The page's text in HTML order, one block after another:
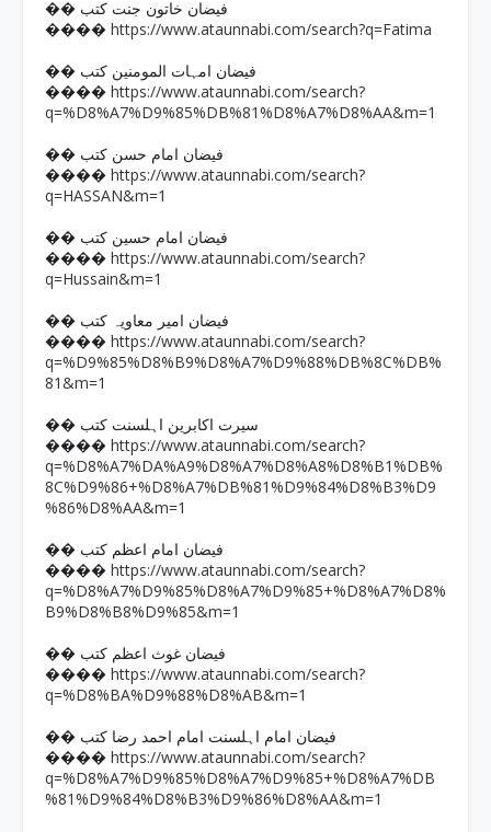
�� فیضان خاتون جنت کتب
���� https://www.ataunnabi.com/search?q=Fatima
�� فیضان امہات المومنین کتب
���� https://www.ataunnabi.com/search?
q=%D8%A7%D9%85%DB%81%D8%A7%D8%AA&m=1
�� فیضان امام حسن کتب
���� https://www.ataunnabi.com/search?
q=HASSAN&m=1
�� فیضان امام حسین کتب
���� https://www.ataunnabi.com/search?
q=Hussain&m=1
�� فیضان امیر معاویہ کتب
���� https://www.ataunnabi.com/search?
q=%D9%85%D8%B9%D8%A7%D9%88%DB%8C%DB%
81&m=1
�� سیرت اکابرین اہلسنت کتب
���� https://www.ataunnabi.com/search?
q=%D8%A7%DA%A9%D8%A7%D8%A8%D8%B1%DB%
8C%D9%86+%D8%A7%DB%81%D9%84%D8%B3%D9
%86%D8%AA&m=1
�� فیضان امام اعظم کتب
���� https://www.ataunnabi.com/search?
q=%D8%A7%D9%85%D8%A7%D9%85+%D8%A7%D8%
B9%D8%B8%D9%85&m=1
�� فیضان غوث اعظم کتب
���� https://www.ataunnabi.com/search?
q=%D8%BA%D9%88%D8%AB&m=1
�� فیضان امام اہلسنت امام احمد رضا کتب
���� https://www.ataunnabi.com/search?
q=%D8%A7%D9%85%D8%A7%D9%85+%D8%A7%DB
%81%D9%84%D8%B3%D9%86%D8%AA&m=1